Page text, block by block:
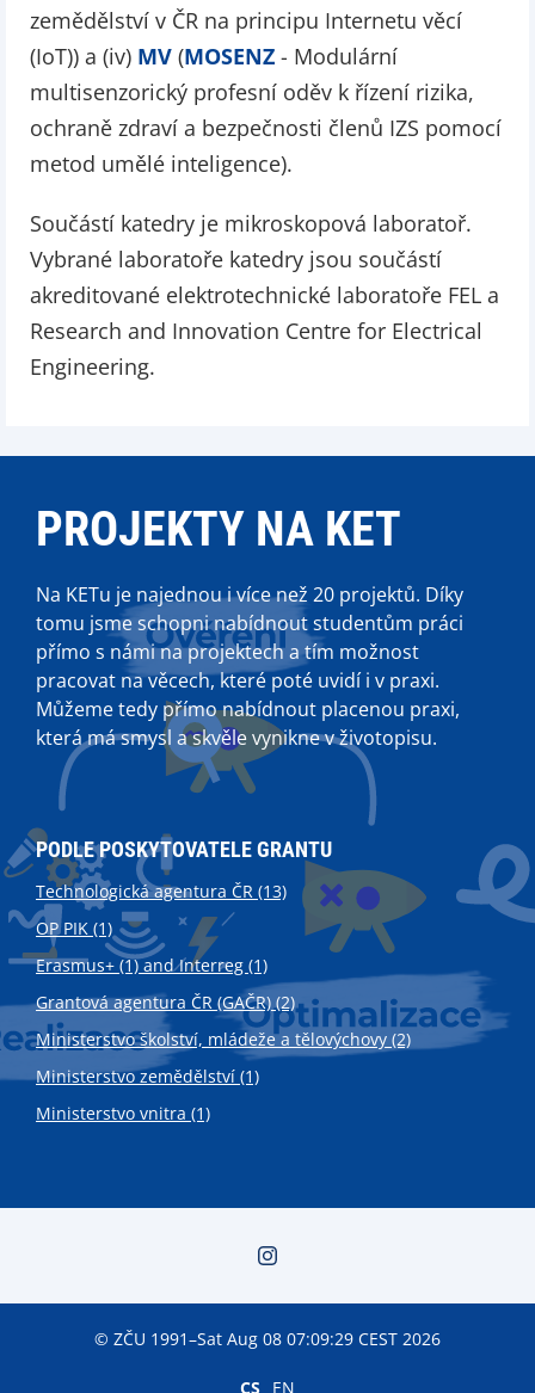
zemědělství v ČR na principu Internetu věcí
(IoT)) a (iv) MV (MOSENZ - Modulární
multisenzorický profesní oděv k řízení rizika,
ochraně zdraví a bezpečnosti členů IZS pomocí
metod umělé inteligence).
Součástí katedry je mikroskopová laboratoř.
Vybrané laboratoře katedry jsou součástí
akreditované elektrotechnické laboratoře FEL a
Research and Innovation Centre for Electrical
Engineering.
PROJEKTY NA KET
Na KETu je najednou i více než 20 projektů. Díky
tomu jsme schopni nabídnout studentům práci
přímo s námi na projektech a tím možnost
pracovat na věcech, které poté uvidí i v praxi.
Můžeme tedy přímo nabídnout placenou praxi,
která má smysl a skvěle vynikne v životopisu.
PODLE POSKYTOVATELE GRANTU
Technologická agentura ČR (13)
OP PIK (1)
Erasmus+ (1) and Interreg (1)
Grantová agentura ČR (GAČR) (2)
Ministerstvo školství, mládeže a tělovýchovy (2)
Ministerstvo zemědělství (1)
Ministerstvo vnitra (1)
© ZČU 1991–Sat Aug 08 07:09:29 CEST 2026
CS EN